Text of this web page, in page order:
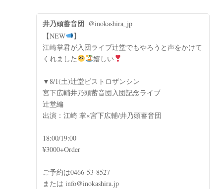
井乃頭蓄音団 @inokashira_jp
【NEW
】
江崎掌君が入団ライブ辻堂でもやろうと声をかけて
くれました
嬉しい
▼8/1(土)辻堂ビストロザンシン
宮下広輔井乃頭蓄音団入団記念ライブ
辻堂編
出演：江崎 掌×宮下広輔/井乃頭蓄音団
18:00/19:00
¥3000+Order
ご予約は0466-53-8527
または info@inokashira.jp